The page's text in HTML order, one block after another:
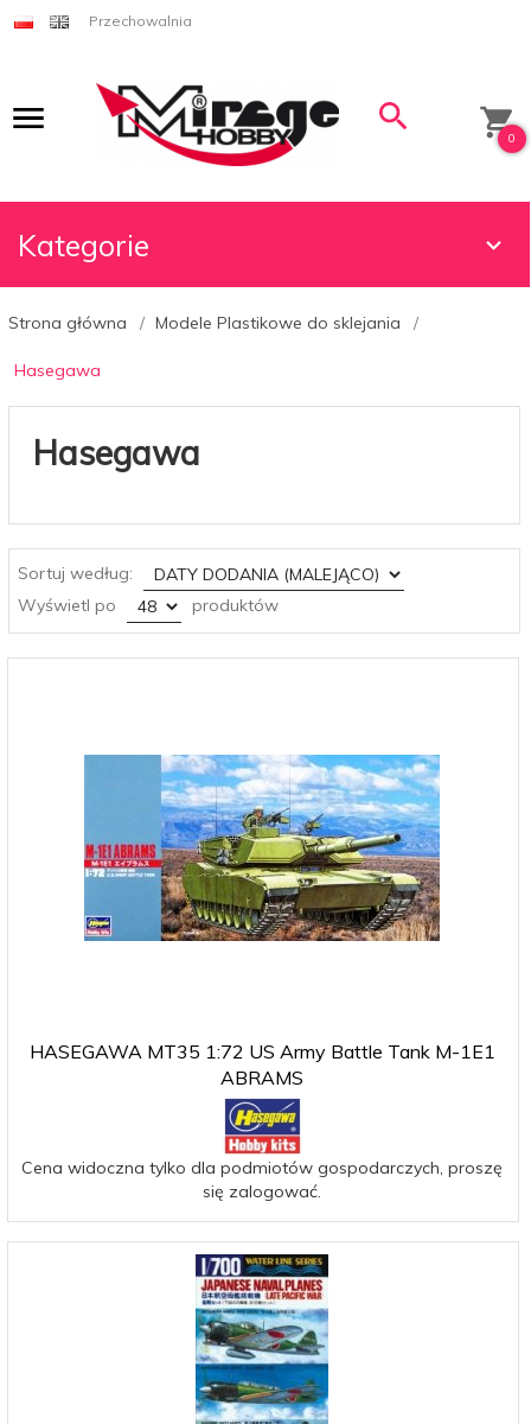
Przechowalnia
0
Kategorie
Strona główna Modele Plastikowe do sklejania
Hasegawa
Hasegawa
Sortuj według:
sort
Wyświetl po
pop produktów
HASEGAWA MT35 1:72 US Army Battle Tank M-1E1
ABRAMS
Cena widoczna tylko dla podmiotów gospodarczych, proszę
się zalogować.